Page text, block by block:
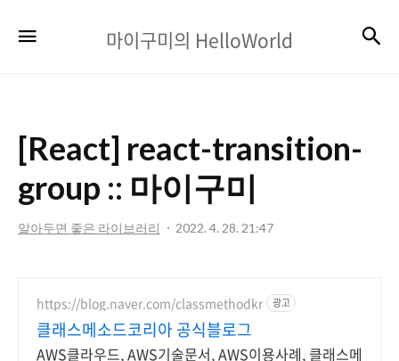
이
의
HelloWorld
마이구미의 HelloWorld
[React] react-transition-
group :: 마이구미
알아두면 좋은 라이브러리 2022. 4. 28. 21:47
https://blog.naver.com/classmethodkr 광고
클래스메소드코리아 공식블로그
AWS클라우드, AWS기술문서, AWS이용사례, 클래스메